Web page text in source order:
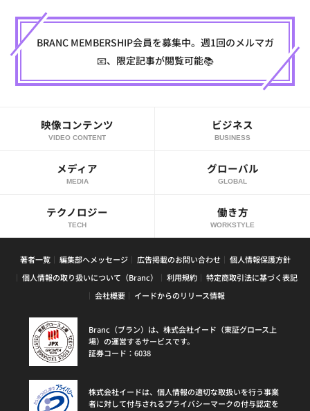
BRANC MEMBERSHIP会員を募集中。週1回のメルマガ
📧、限定記事が閲覧可能📚
映像コンテンツ
VIDEO CONTENT
ビジネス
BUSINESS
メディア
MEDIA
グローバル
GLOBAL
テクノロジー
TECH
働き方
WORKSTYLE
著者一覧 編集部へメッセージ 広告掲載のお問い合わせ
個人情報保護方針
個人情報の取り扱いについて（Branc）
利用規約
特定商取引法に基づく表記
会社概要
イードからのリリース情報
Branc（ブラン）は、株式会社イード（東証グロース上
場）の運営するサービスです。
証券コード：6038
株式会社イードは、個人情報の適切な取扱いを行う事業
者に対して付与されるプライバシーマークの付与認定を